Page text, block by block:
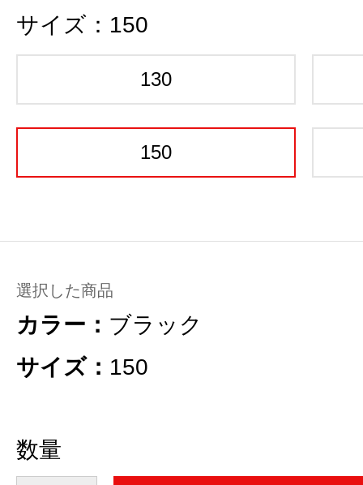
サイズ： 150
130
150
選択した商品
カラー： ブラック
サイズ： 150
数量